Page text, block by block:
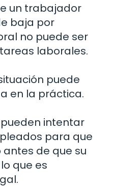
un trabajador
baja por
no puede ser
laborales.
puede
en la práctica.
intentar
para que
de que su
que es